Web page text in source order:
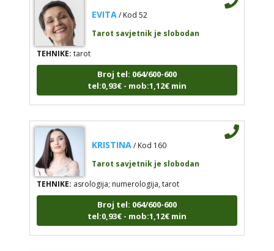
EVITA / Kod 52
Tarot savjetnik je slobodan
TEHNIKE:tarot
Broj tel: 064/600-600
tel:0,93€ - mob:1,12€ min
KRISTINA / Kod 160
Tarot savjetnik je slobodan
TEHNIKE:asrologija; numerologija, tarot
Broj tel: 064/600-600
tel:0,93€ - mob:1,12€ min